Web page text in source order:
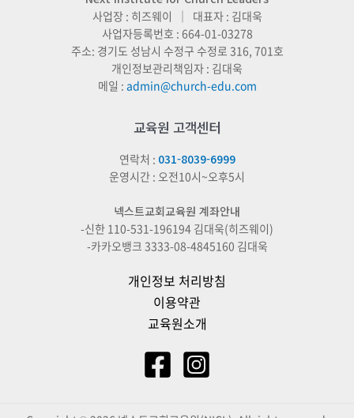
사업장 : 히즈웨이 ｜ 대표자 : 김대욱
사업자등록번호 : 664-01-03278
주소: 경기도 성남시 수정구 수정로 316, 701호
개인정보관리책임자 : 김대욱
메일 : admin@church-edu.com
교육원 고객센터
연락처 : 031-8039-6999
운영시간 : 오전10시~오후5시
넥스트교회교육원 계좌안내
-신한 110-531-196194 김대욱(히즈웨이)
-카카오뱅크 3333-08-4845160 김대욱
개인정보 처리방침
이용약관
교육원소개